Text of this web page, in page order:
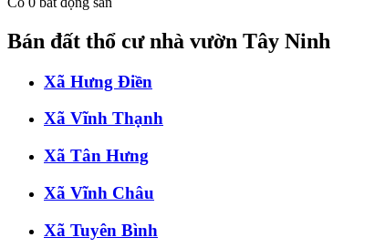
Bán đất thổ cư nhà vườn Tây Ninh
Xã Hưng Điền
Xã Vĩnh Thạnh
Xã Tân Hưng
Xã Vĩnh Châu
Xã Tuyên Bình